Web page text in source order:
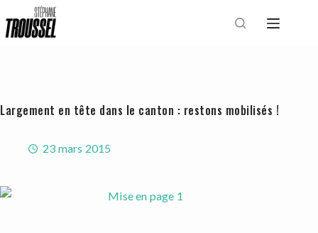
au
Largement en tête dans le canton : restons mobilisés !
23 mars 2015